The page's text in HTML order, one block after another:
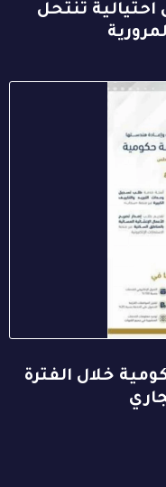
احتيالية تنتحل
في 22 جهة حكومية خلال الفترة